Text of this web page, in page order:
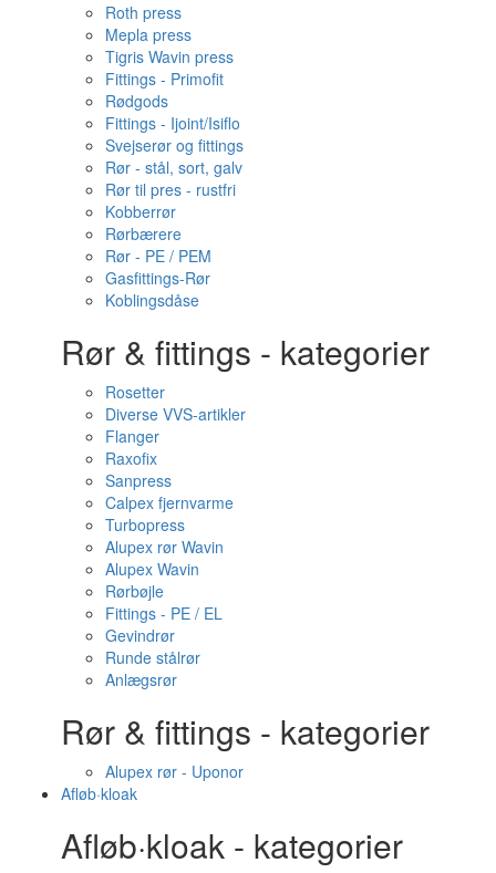
Roth press
Mepla press
Tigris Wavin press
Fittings - Primofit
Rødgods
Fittings - Ijoint/Isiflo
Svejserør og fittings
Rør - stål, sort, galv
Rør til pres - rustfri
Kobberrør
Rørbærere
Rør - PE / PEM
Gasfittings-Rør
Koblingsdåse
Rør & fittings - kategorier
Rosetter
Diverse VVS-artikler
Flanger
Raxofix
Sanpress
Calpex fjernvarme
Turbopress
Alupex rør Wavin
Alupex Wavin
Rørbøjle
Fittings - PE / EL
Gevindrør
Runde stålrør
Anlægsrør
Rør & fittings - kategorier
Alupex rør - Uponor
Afløb·kloak
Afløb·kloak - kategorier